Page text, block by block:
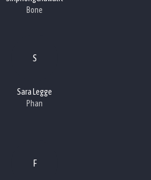
Bone
S
Sara Legge
Phan
F